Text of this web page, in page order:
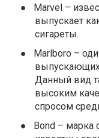
●
Marvel –
выпускает
сигареты.
●
Marlboro –
Данный вид
высоким
спросом
●
Bond – марка